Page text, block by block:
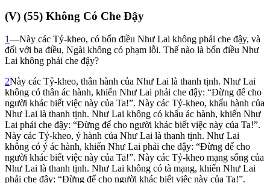
(V) (55) Không Có Che Ðậy
1—Này các Tỷ-kheo, có bốn điều Như Lai không phải che đậy, và
đối với ba điều, Ngài không có phạm lỗi. Thế nào là bốn điều Như
Lai không phải che đậy?
2Này các Tỷ-kheo, thân hành của Như Lai là thanh tịnh. Như Lai
không có thân ác hành, khiến Như Lai phải che đậy: “Ðừng để cho
người khác biết việc này của Ta!”. Này các Tỷ-kheo, khẩu hành của
Như Lai là thanh tịnh. Như Lai không có khẩu ác hành, khiến Như
Lai phải che đậy: “Ðừng để cho người khác biết việc này của Ta!”.
Này các Tỷ-kheo, ý hành của Như Lai là thanh tịnh. Như Lai
không có ý ác hành, khiến Như Lai phải che đậy: “Ðừng để cho
người khác biết việc này của Ta!”. Này các Tỷ-kheo mạng sống của
Như Lai là thanh tịnh. Như Lai không có tà mạng, khiến Như Lai
phải che đậy: “Ðừng để cho người khác biết việc này của Ta!”.